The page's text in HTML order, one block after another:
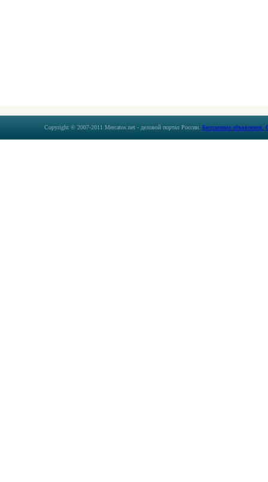
Copyright © 2007-2011 Mercatos.net - деловой портал России. Бесплатные объявления.